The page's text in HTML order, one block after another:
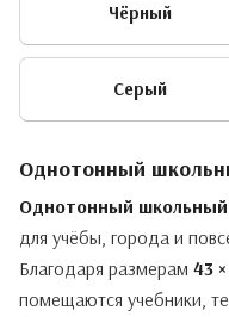
Чёрный
Серый
Однотонный
Однотонный
для учёбы, города и
Благодаря размерам 43
помещаются учебники,